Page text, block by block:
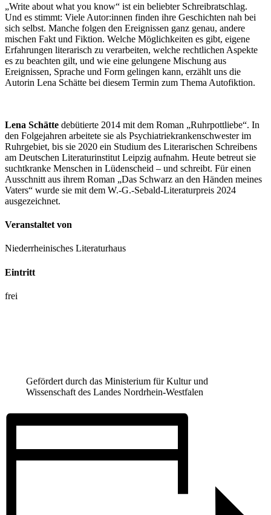
„Write about what you know“ ist ein beliebter Schreibratschlag.
Und es stimmt: Viele Autor:innen finden ihre Geschichten nah bei
sich selbst. Manche folgen den Ereignissen ganz genau, andere
mischen Fakt und Fiktion. Welche Möglichkeiten es gibt, eigene
Erfahrungen literarisch zu verarbeiten, welche rechtlichen Aspekte
es zu beachten gilt, und wie eine gelungene Mischung aus
Ereignissen, Sprache und Form gelingen kann, erzählt uns die
Autorin Lena Schätte bei diesem Termin zum Thema Autofiktion.
Lena Schätte debütierte 2014 mit dem Roman „Ruhrpottliebe“. In
den Folgejahren arbeitete sie als Psychiatriekrankenschwester im
Ruhrgebiet, bis sie 2020 ein Studium des Literarischen Schreibens
am Deutschen Literaturinstitut Leipzig aufnahm. Heute betreut sie
suchtkranke Menschen in Lüdenscheid – und schreibt. Für einen
Ausschnitt aus ihrem Roman „Das Schwarz an den Händen meines
Vaters“ wurde sie mit dem W.-G.-Sebald-Literaturpreis 2024
ausgezeichnet.
Veranstaltet von
Niederrheinisches Literaturhaus
Eintritt
frei
Gefördert durch das Ministerium für Kultur und
Wissenschaft des Landes Nordrhein-Westfalen